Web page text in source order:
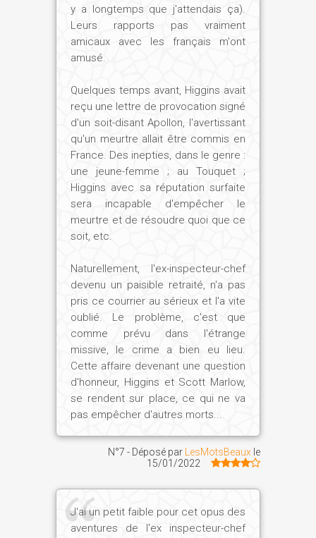
y a longtemps que j'attendais ça).
Leurs rapports pas vraiment
amicaux avec les français m'ont
amusé.
Quelques temps avant, Higgins avait
reçu une lettre de provocation signé
d'un soit-disant Apollon, l'avertissant
qu'un meurtre allait être commis en
France. Des inepties, dans le genre :
une jeune-femme ; au Touquet ;
Higgins avec sa réputation surfaite
sera incapable d'empêcher le
meurtre et de résoudre quoi que ce
soit, etc.
Naturellement, l'ex-inspecteur-chef
devenu un paisible retraité, n'a pas
pris ce courrier au sérieux et l'a vite
oublié. Le problème, c'est que
comme prévu dans l'étrange
missive, le crime a bien eu lieu.
Cette affaire devenant une question
d'honneur, Higgins et Scott Marlow,
se rendent sur place, ce qui ne va
pas empêcher d'autres morts...
N°7 - Déposé par LesMotsBeaux le
15/01/2022
J'ai un petit faible pour cet opus des
aventures de l'ex inspecteur-chef